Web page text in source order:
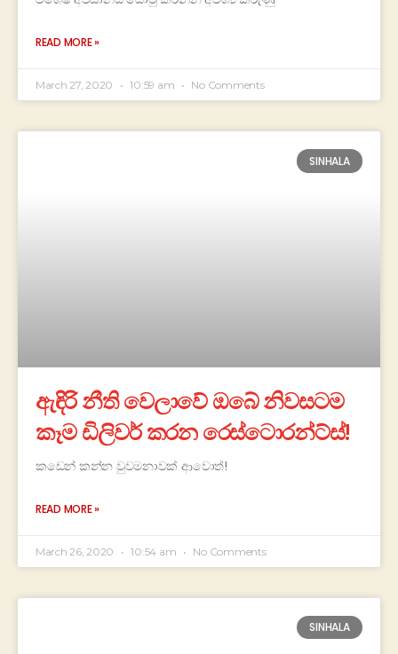
READ MORE »
March 27, 2020 10:59 am No Comments
SINHALA
ඇඳිරි නීති වෙලාවේ ඔබේ නිවසටම
කෑම ඩිලිවර් කරන රෙස්ටොරන්ට්ස්!
කඩෙන් කන්න වුවමනාවක් ආවොත්!
READ MORE »
March 26, 2020 10:54 am No Comments
SINHALA